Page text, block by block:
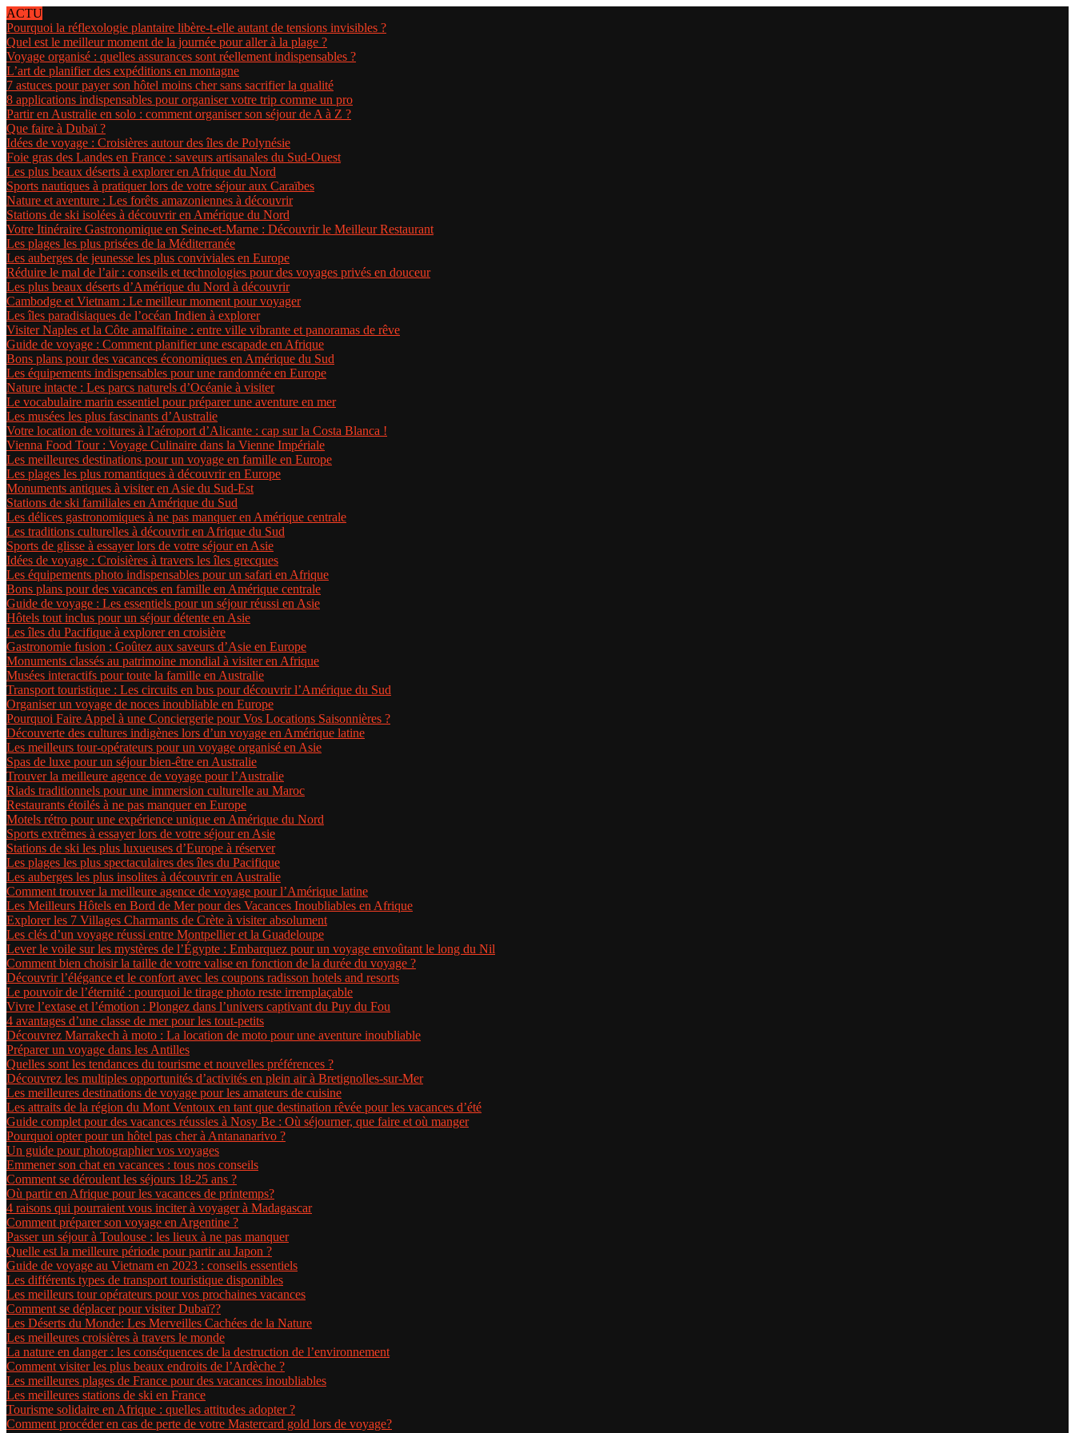
ACTU
Pourquoi la réflexologie plantaire libère-t-elle autant de tensions invisibles ?
Quel est le meilleur moment de la journée pour aller à la plage ?
Voyage organisé : quelles assurances sont réellement indispensables ?
L’art de planifier des expéditions en montagne
7 astuces pour payer son hôtel moins cher sans sacrifier la qualité
8 applications indispensables pour organiser votre trip comme un pro
Partir en Australie en solo : comment organiser son séjour de A à Z ?
Que faire à Dubaï ?
Idées de voyage : Croisières autour des îles de Polynésie
Foie gras des Landes en France : saveurs artisanales du Sud-Ouest
Les plus beaux déserts à explorer en Afrique du Nord
Sports nautiques à pratiquer lors de votre séjour aux Caraïbes
Nature et aventure : Les forêts amazoniennes à découvrir
Stations de ski isolées à découvrir en Amérique du Nord
Votre Itinéraire Gastronomique en Seine-et-Marne : Découvrir le Meilleur Restaurant
Les plages les plus prisées de la Méditerranée
Les auberges de jeunesse les plus conviviales en Europe
Réduire le mal de l’air : conseils et technologies pour des voyages privés en douceur
Les plus beaux déserts d’Amérique du Nord à découvrir
Cambodge et Vietnam : Le meilleur moment pour voyager
Les îles paradisiaques de l’océan Indien à explorer
Visiter Naples et la Côte amalfitaine : entre ville vibrante et panoramas de rêve
Guide de voyage : Comment planifier une escapade en Afrique
Bons plans pour des vacances économiques en Amérique du Sud
Les équipements indispensables pour une randonnée en Europe
Nature intacte : Les parcs naturels d’Océanie à visiter
Le vocabulaire marin essentiel pour préparer une aventure en mer
Les musées les plus fascinants d’Australie
Votre location de voitures à l’aéroport d’Alicante : cap sur la Costa Blanca !
Vienna Food Tour : Voyage Culinaire dans la Vienne Impériale
Les meilleures destinations pour un voyage en famille en Europe
Les plages les plus romantiques à découvrir en Europe
Monuments antiques à visiter en Asie du Sud-Est
Stations de ski familiales en Amérique du Sud
Les délices gastronomiques à ne pas manquer en Amérique centrale
Les traditions culturelles à découvrir en Afrique du Sud
Sports de glisse à essayer lors de votre séjour en Asie
Idées de voyage : Croisières à travers les îles grecques
Les équipements photo indispensables pour un safari en Afrique
Bons plans pour des vacances en famille en Amérique centrale
Guide de voyage : Les essentiels pour un séjour réussi en Asie
Hôtels tout inclus pour un séjour détente en Asie
Les îles du Pacifique à explorer en croisière
Gastronomie fusion : Goûtez aux saveurs d’Asie en Europe
Monuments classés au patrimoine mondial à visiter en Afrique
Musées interactifs pour toute la famille en Australie
Transport touristique : Les circuits en bus pour découvrir l’Amérique du Sud
Organiser un voyage de noces inoubliable en Europe
Pourquoi Faire Appel à une Conciergerie pour Vos Locations Saisonnières ?
Découverte des cultures indigènes lors d’un voyage en Amérique latine
Les meilleurs tour-opérateurs pour un voyage organisé en Asie
Spas de luxe pour un séjour bien-être en Australie
Trouver la meilleure agence de voyage pour l’Australie
Riads traditionnels pour une immersion culturelle au Maroc
Restaurants étoilés à ne pas manquer en Europe
Motels rétro pour une expérience unique en Amérique du Nord
Sports extrêmes à essayer lors de votre séjour en Asie
Stations de ski les plus luxueuses d’Europe à réserver
Les plages les plus spectaculaires des îles du Pacifique
Les auberges les plus insolites à découvrir en Australie
Comment trouver la meilleure agence de voyage pour l’Amérique latine
Les Meilleurs Hôtels en Bord de Mer pour des Vacances Inoubliables en Afrique
Explorer les 7 Villages Charmants de Crète à visiter absolument
Les clés d’un voyage réussi entre Montpellier et la Guadeloupe
Lever le voile sur les mystères de l’Égypte : Embarquez pour un voyage envoûtant le long du Nil
Comment bien choisir la taille de votre valise en fonction de la durée du voyage ?
Découvrir l’élégance et le confort avec les coupons radisson hotels and resorts
Le pouvoir de l’éternité : pourquoi le tirage photo reste irremplaçable
Vivre l’extase et l’émotion : Plongez dans l’univers captivant du Puy du Fou
4 avantages d’une classe de mer pour les tout-petits
Découvrez Marrakech à moto : La location de moto pour une aventure inoubliable
Préparer un voyage dans les Antilles
Quelles sont les tendances du tourisme et nouvelles préférences ?
Découvrez les multiples opportunités d’activités en plein air à Bretignolles-sur-Mer
Les meilleures destinations de voyage pour les amateurs de cuisine
Les attraits de la région du Mont Ventoux en tant que destination rêvée pour les vacances d’été
Guide complet pour des vacances réussies à Nosy Be : Où séjourner, que faire et où manger
Pourquoi opter pour un hôtel pas cher à Antananarivo ?
Un guide pour photographier vos voyages
Emmener son chat en vacances : tous nos conseils
Comment se déroulent les séjours 18-25 ans ?
Où partir en Afrique pour les vacances de printemps?
4 raisons qui pourraient vous inciter à voyager à Madagascar
Comment préparer son voyage en Argentine ?
Passer un séjour à Toulouse : les lieux à ne pas manquer
Quelle est la meilleure période pour partir au Japon ?
Guide de voyage au Vietnam en 2023 : conseils essentiels
Les différents types de transport touristique disponibles
Les meilleurs tour opérateurs pour vos prochaines vacances
Comment se déplacer pour visiter Dubaï??
Les Déserts du Monde: Les Merveilles Cachées de la Nature
Les meilleures croisières à travers le monde
La nature en danger : les conséquences de la destruction de l’environnement
Comment visiter les plus beaux endroits de l’Ardèche ?
Les meilleures plages de France pour des vacances inoubliables
Les meilleures stations de ski en France
Tourisme solidaire en Afrique : quelles attitudes adopter ?
Comment procéder en cas de perte de votre Mastercard gold lors de voyage?